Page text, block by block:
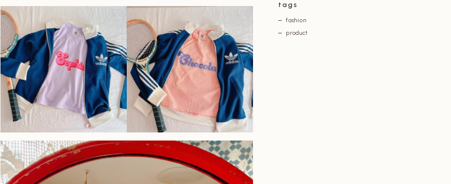
tags
fashion
product